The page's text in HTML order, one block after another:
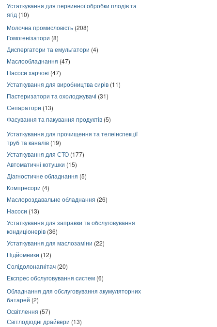
Устаткування для первинної обробки плодів та
ягід (10)
Молочна промисловість (208)
Гомогенізатори (8)
Диспергатори та емульгатори (4)
Маслообладнання (47)
Насоси харчові (47)
Устаткування для виробництва сирів (11)
Пастеризатори та охолоджувачі (31)
Сепаратори (13)
Фасування та пакування продуктів (5)
Устаткування для прочищення та телеінспекції
труб та каналів (19)
Устаткування для СТО (177)
Автоматичні котушки (15)
Діагностичне обладнання (5)
Компресори (4)
Маслороздавальне обладнання (26)
Насоси (13)
Устаткування для заправки та обслуговування
кондиціонерів (36)
Устаткування для маслозаміни (22)
Підйомники (12)
Солідолонагнітач (20)
Експрес обслуговування систем (6)
Обладнання для обслуговування акумуляторних
батарей (2)
Освітлення (57)
Світлодіодні драйвери (13)